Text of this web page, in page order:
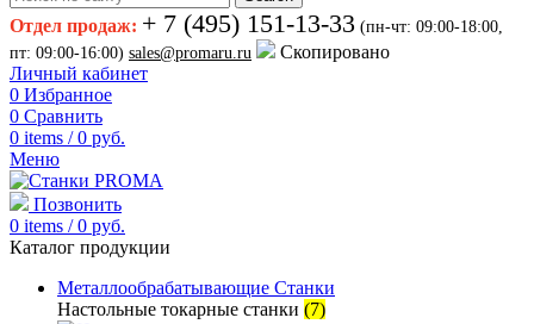
Отдел продаж: + 7 (495) 151-13-33 (пн-чт: 09:00-18:00,
пт: 09:00-16:00) sales@promaru.ru
Скопировано
Личный кабинет
0 Избранное
0 Сравнить
0 items / 0 руб.
Меню
Позвонить
0 items / 0 руб.
Каталог продукции
Металлообрабатывающие Станки
Настольные токарные станки (7)